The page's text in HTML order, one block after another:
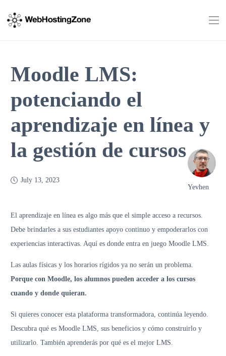
Moodle LMS:
potenciando el
aprendizaje en línea y
la gestión de cursos
July 13, 2023
Yevhen
El aprendizaje en línea es algo más que el simple acceso a recursos.
Debe brindarles a sus estudiantes apoyo continuo y empoderarlos con
experiencias interactivas. Aquí es donde entra en juego Moodle LMS.
Las aulas físicas y los horarios rígidos ya no serán un problema.
Porque con Moodle, los alumnos pueden acceder a los cursos
cuando y donde quieran.
Si quieres conocer esta plataforma transformadora, continúa leyendo.
Descubra qué es Moodle LMS, sus beneficios y cómo construirlo y
utilizarlo. También aprenderás por qué es el mejor LMS.